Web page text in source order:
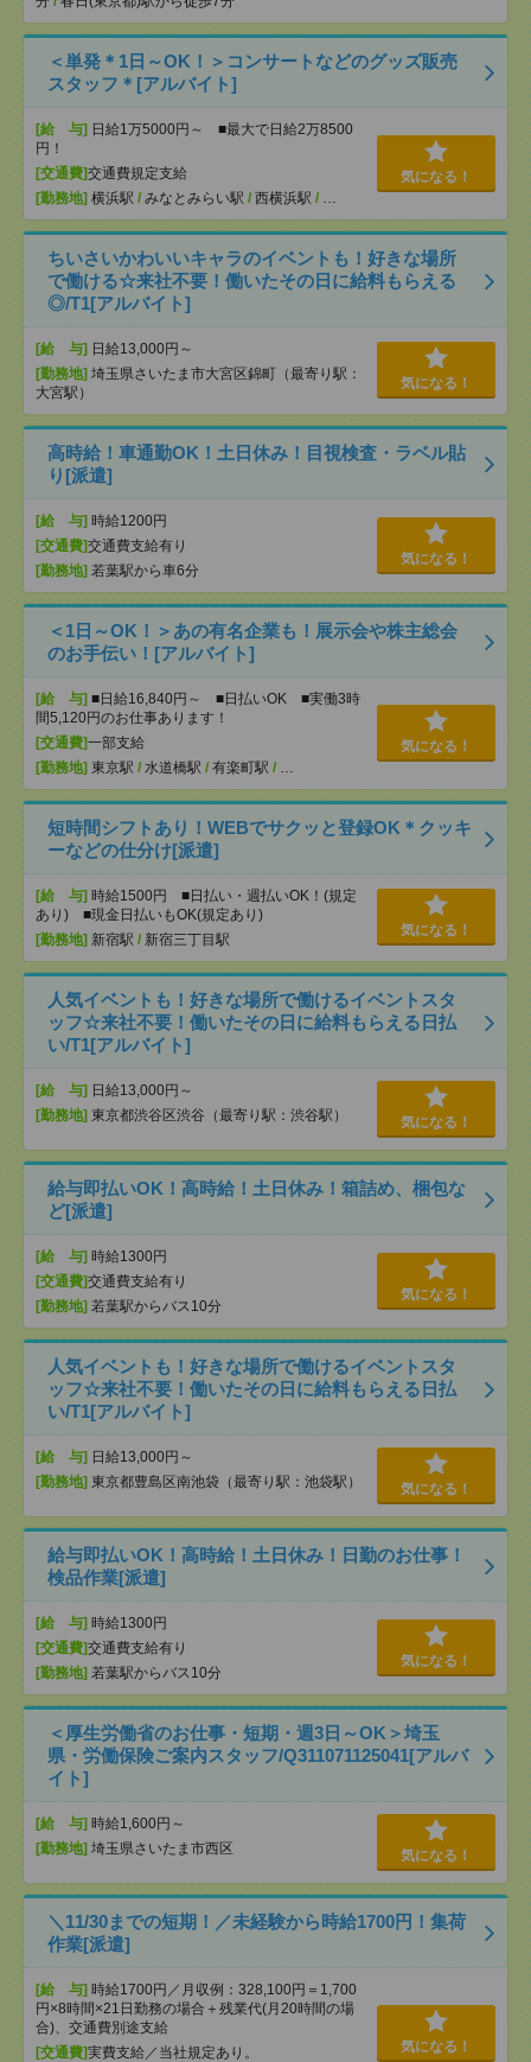
＜単発＊1日～OK！＞コンサートなどのグッズ販売
スタッフ＊[アルバイト]
[給 与] 日給1万5000円～ ■最大で日給2万8500
円！
[交通費]交通費規定支給
[勤務地] 横浜駅 / みなとみらい駅 / 西横浜駅 / …
気になる！
ちいさいかわいいキャラのイベントも！好きな場所
で働ける☆来社不要！働いたその日に給料もらえる
◎/T1[アルバイト]
[給 与] 日給13,000円～
[勤務地] 埼玉県さいたま市大宮区錦町（最寄り駅：
大宮駅）
気になる！
高時給！車通勤OK！土日休み！目視検査・ラベル貼
り[派遣]
[給 与] 時給1200円
[交通費]交通費支給有り
[勤務地] 若葉駅から車6分
気になる！
＜1日～OK！＞あの有名企業も！展示会や株主総会
のお手伝い！[アルバイト]
[給 与] ■日給16,840円～ ■日払いOK ■実働3時
間5,120円のお仕事あります！
[交通費]一部支給
[勤務地] 東京駅 / 水道橋駅 / 有楽町駅 / …
気になる！
短時間シフトあり！WEBでサクッと登録OK＊クッキ
ーなどの仕分け[派遣]
[給 与] 時給1500円 ■日払い・週払いOK！(規定
あり) ■現金日払いもOK(規定あり)
[勤務地] 新宿駅 / 新宿三丁目駅
気になる！
人気イベントも！好きな場所で働けるイベントスタ
ッフ☆来社不要！働いたその日に給料もらえる日払
い/T1[アルバイト]
[給 与] 日給13,000円～
[勤務地] 東京都渋谷区渋谷（最寄り駅：渋谷駅） 気になる！
給与即払いOK！高時給！土日休み！箱詰め、梱包な
ど[派遣]
[給 与] 時給1300円
[交通費]交通費支給有り
[勤務地] 若葉駅からバス10分
気になる！
人気イベントも！好きな場所で働けるイベントスタ
ッフ☆来社不要！働いたその日に給料もらえる日払
い/T1[アルバイト]
[給 与] 日給13,000円～
[勤務地] 東京都豊島区南池袋（最寄り駅：池袋駅） 気になる！
給与即払いOK！高時給！土日休み！日勤のお仕事！
検品作業[派遣]
[給 与] 時給1300円
[交通費]交通費支給有り
[勤務地] 若葉駅からバス10分
気になる！
＜厚生労働省のお仕事・短期・週3日～OK＞埼玉
県・労働保険ご案内スタッフ/Q311071125041[アルバ
イト]
[給 与] 時給1,600円～
[勤務地] 埼玉県さいたま市西区 気になる！
＼11/30までの短期！／未経験から時給1700円！集荷
作業[派遣]
[給 与] 時給1700円／月収例：328,100円＝1,700
円×8時間×21日勤務の場合＋残業代(月20時間の場
合)、交通費別途支給
[交通費]実費支給／当社規定あり。
気になる！